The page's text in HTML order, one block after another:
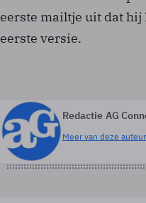
eerste mailtje uit dat hij
eerste versie.
Redactie AG
Meer van deze auteur